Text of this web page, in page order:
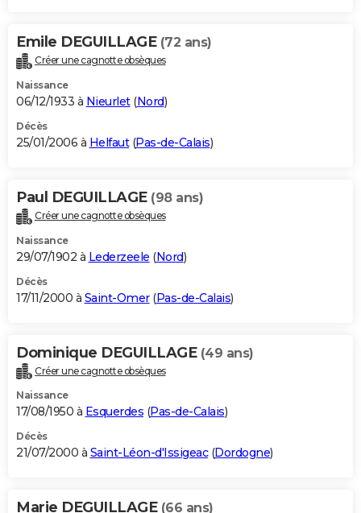
Emile DEGUILLAGE (72 ans)
Créer une cagnotte obsèques
Naissance
06/12/1933 à Nieurlet(Nord)
Décès
25/01/2006 à Helfaut(Pas-de-Calais)
Paul DEGUILLAGE (98 ans)
Créer une cagnotte obsèques
Naissance
29/07/1902 à Lederzeele (Nord)
Décès
17/11/2000 à Saint-Omer(Pas-de-Calais)
Dominique DEGUILLAGE (49 ans)
Créer une cagnotte obsèques
Naissance
17/08/1950 à Esquerdes (Pas-de-Calais)
Décès
21/07/2000 à Saint-Léon-d'Issigeac(Dordogne)
Marie DEGUILLAGE (66 ans)